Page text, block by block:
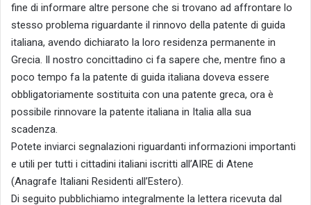
fine di informare altre persone che si trovano ad affrontare lo
stesso problema riguardante il rinnovo della patente di guida
italiana, avendo dichiarato la loro residenza permanente in
Grecia. Il nostro concittadino ci fa sapere che, mentre fino a
poco tempo fa la patente di guida italiana doveva essere
obbligatoriamente sostituita con una patente greca, ora è
possibile rinnovare la patente italiana in Italia alla sua
scadenza.
Potete inviarci segnalazioni riguardanti informazioni importanti
e utili per tutti i cittadini italiani iscritti all’AIRE di Atene
(Anagrafe Italiani Residenti all’Estero).
Di seguito pubblichiamo integralmente la lettera ricevuta dal